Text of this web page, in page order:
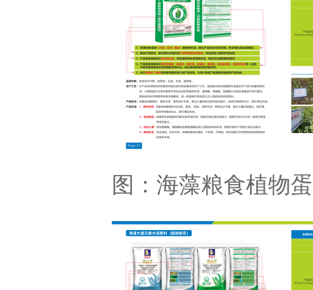
图：海藻粮食植物